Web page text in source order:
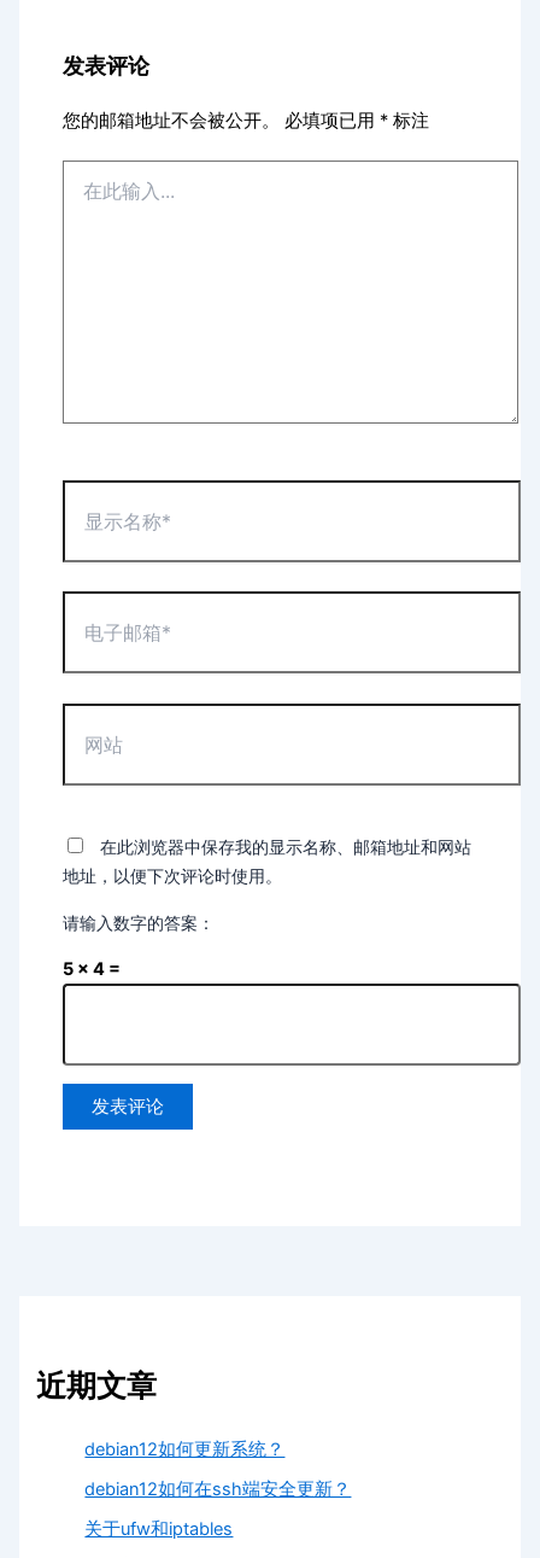
发表评论
您的邮箱地址不会被公开。 必填项已用 * 标注
称
*
箱
*
在此浏览器中保存我的显示名称、邮箱地址和网站
地址，以便下次评论时使用。
请输入数字的答案：
5 × 4 =
近期文章
debian12如何更新系统？
debian12如何在ssh端安全更新？
关于ufw和iptables